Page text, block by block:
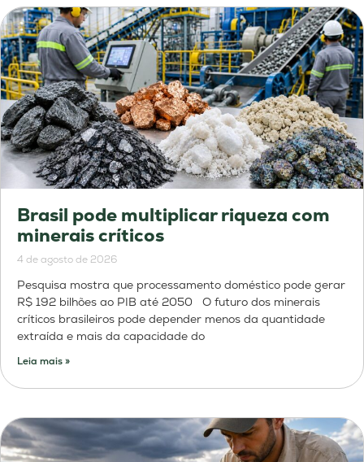
Brasil pode multiplicar riqueza com
minerais críticos
4 de agosto de 2026
Pesquisa mostra que processamento doméstico pode gerar
R$ 192 bilhões ao PIB até 2050 O futuro dos minerais
críticos brasileiros pode depender menos da quantidade
extraída e mais da capacidade do
Leia mais »